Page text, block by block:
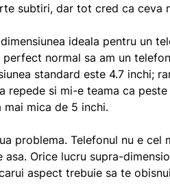
subtiri, dar tot cred ca ceva
ideala pentru un
normal sa am un
standard este 4.7 inchi;
repede si mi-e teama ca
mica de 5 inchi.
problema. Telefonul nu e cel
Orice lucru supra-
aspect trebuie sa te